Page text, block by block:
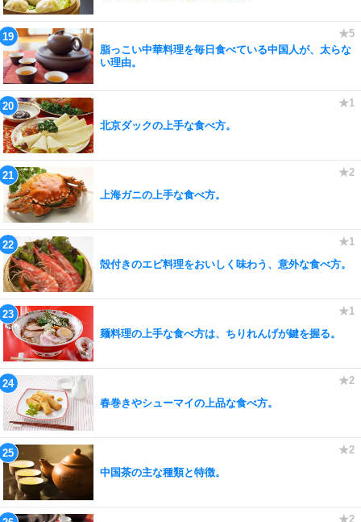
脂っこい中華料理を毎日食べている中国人が、太らな
い理由。
北京ダックの上手な食べ方。
上海ガニの上手な食べ方。
殻付きのエビ料理をおいしく味わう、意外な食べ方。
麺料理の上手な食べ方は、ちりれんげが鍵を握る。
春巻きやシューマイの上品な食べ方。
中国茶の主な種類と特徴。